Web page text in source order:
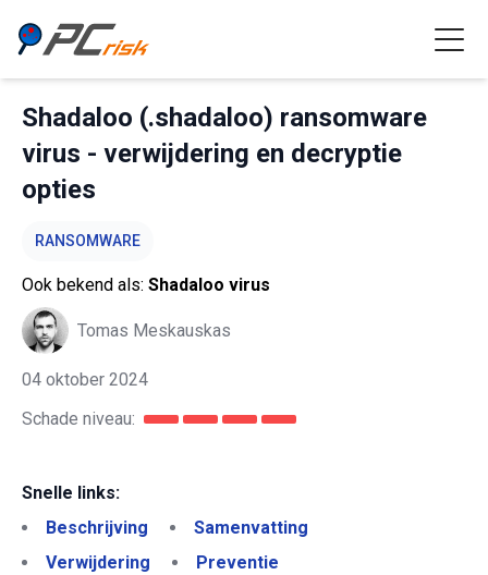
Shadaloo (.shadaloo) ransomware
virus - verwijdering en decryptie
opties
RANSOMWARE
Ook bekend als: Shadaloo virus
Tomas Meskauskas
04 oktober 2024
Schade niveau:
Snelle links:
Beschrijving
Samenvatting
Verwijdering
Preventie